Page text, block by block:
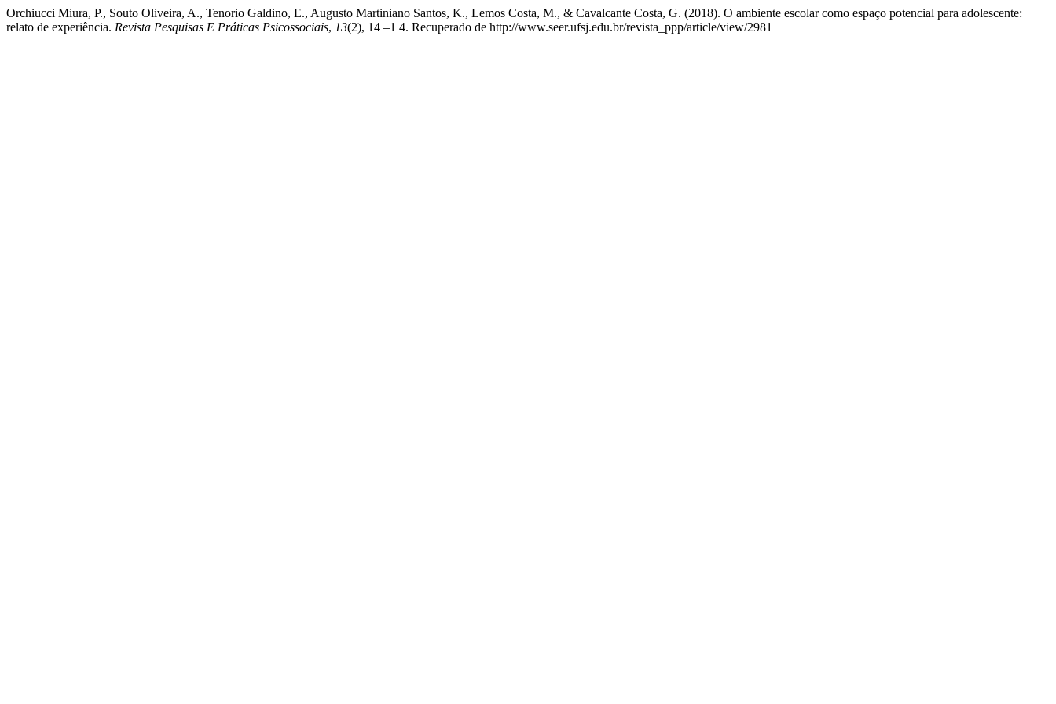
Orchiucci Miura, P., Souto Oliveira, A., Tenorio Galdino, E., Augusto Martiniano Santos, K., Lemos Costa, M., & Cavalcante Costa, G. (2018). O ambiente escolar como espaço potencial para adolescente:
relato de experiência. Revista Pesquisas E Práticas Psicossociais, 13(2), 14 –1 4. Recuperado de http://www.seer.ufsj.edu.br/revista_ppp/article/view/2981